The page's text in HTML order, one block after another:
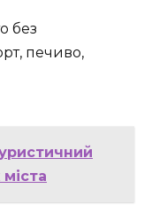
без
печиво,